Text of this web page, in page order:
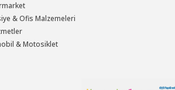
& Ofis Malzemeleri
& Motosiklet